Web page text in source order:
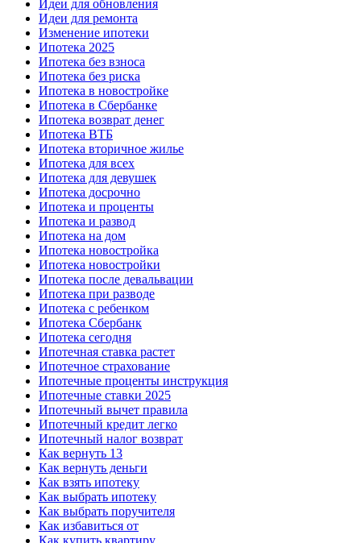
Идеи для обновления
Идеи для ремонта
Изменение ипотеки
Ипотека 2025
Ипотека без взноса
Ипотека без риска
Ипотека в новостройке
Ипотека в Сбербанке
Ипотека возврат денег
Ипотека ВТБ
Ипотека вторичное жилье
Ипотека для всех
Ипотека для девушек
Ипотека досрочно
Ипотека и проценты
Ипотека и развод
Ипотека на дом
Ипотека новостройка
Ипотека новостройки
Ипотека после девальвации
Ипотека при разводе
Ипотека с ребенком
Ипотека Сбербанк
Ипотека сегодня
Ипотечная ставка растет
Ипотечное страхование
Ипотечные проценты инструкция
Ипотечные ставки 2025
Ипотечный вычет правила
Ипотечный кредит легко
Ипотечный налог возврат
Как вернуть 13
Как вернуть деньги
Как взять ипотеку
Как выбрать ипотеку
Как выбрать поручителя
Как избавиться от